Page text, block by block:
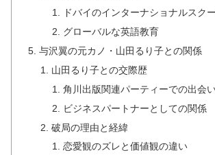
ドバイのインターナショナルスク
グローバルな英語教育
与沢翼の元カノ・山田るり子との関係
山田るり子との交際歴
角川出版関連パーティーでの出会
ビジネスパートナーとしての関係
破局の理由と経緯
恋愛観のズレと価値観の違い